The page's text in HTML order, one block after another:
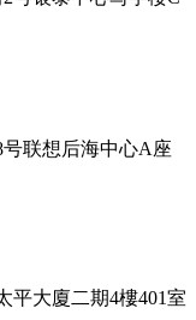
联想后海中心A座
平大廈二期4樓401室